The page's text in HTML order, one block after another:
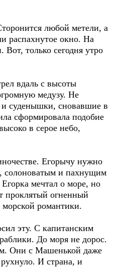
любой метели, а
распахнутое окно. На
Вот, только сегодня утро
вдаль с высоты
медузу. Не
и суденышки, сновавшие в
сформировала подобие
в серое небо,
Егорычу нужно
солоноватым и пахнущим
мечтал о море, но
проклятый огненный
романтики.
эту. С капитанским
До моря не дорос.
Они с Машенькой даже
И страна, и